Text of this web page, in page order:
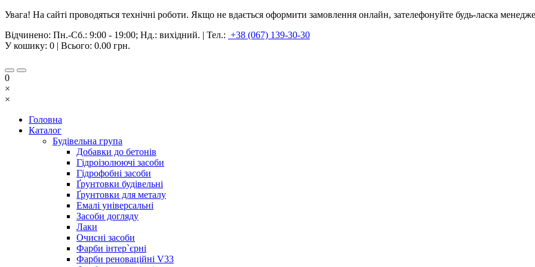
Увага! На сайті проводяться технічні роботи. Якщо не вдається оформити замовлення онлайн, зателефонуйте будь-ласка
Відчинено: Пн.-Сб.: 9:00 - 19:00; Нд.: вихідний. | Тел.: +38 (067) 139-30-30
У кошику: 0 | Всього: 0.00 грн.
0
×
×
Головна
Каталог
Будівельна група
Добавки до бетонів
Гідроізолюючі засоби
Гідрофобні засоби
Ґрунтовки будівельні
Ґрунтовки для металу
Емалі універсальні
Засоби догляду
Лаки
Очисні засоби
Фарби інтер`єрні
Фарби реноваційні V33